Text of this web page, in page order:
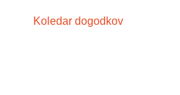
Koledar dogodkov